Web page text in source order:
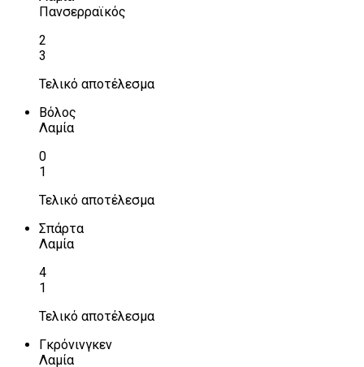
Πανσερραϊκός
2
3
Τελικό αποτέλεσμα
Βόλος
Λαμία
0
1
Τελικό αποτέλεσμα
Σπάρτα
Λαμία
4
1
Τελικό αποτέλεσμα
Γκρόνινγκεν
Λαμία